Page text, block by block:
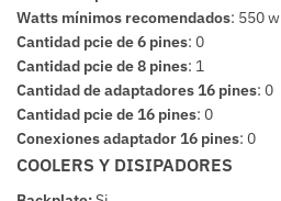
Watts mínimos recomendados: 550 w
Cantidad pcie de 6 pines: 0
Cantidad pcie de 8 pines: 1
Cantidad de adaptadores 16 pines: 0
Cantidad pcie de 16 pines: 0
Conexiones adaptador 16 pines: 0
COOLERS Y DISIPADORES